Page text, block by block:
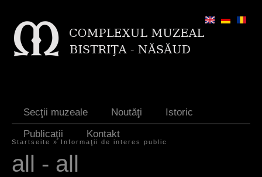
Secţii muzeale Noutăţi
Istoric
Publicaţii
Kontakt
S
Startseite » Informaţii de interes public
all - all